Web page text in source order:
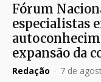
Fórum
especialistas
expansão da
Redação - 7 de